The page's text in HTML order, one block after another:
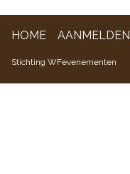
HOME AANMELDEN
Stichting WFevenementen